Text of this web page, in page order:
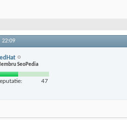
22:09
SeoPedia
47